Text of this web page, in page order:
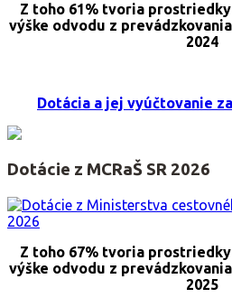
Z toho 61% tvoria
výške odvodu z
2024
Dotácia a jej vyúčtovanie
Dotácie z MCRaŠ SR 2026
Z toho 67% tvoria
výške odvodu z
2025